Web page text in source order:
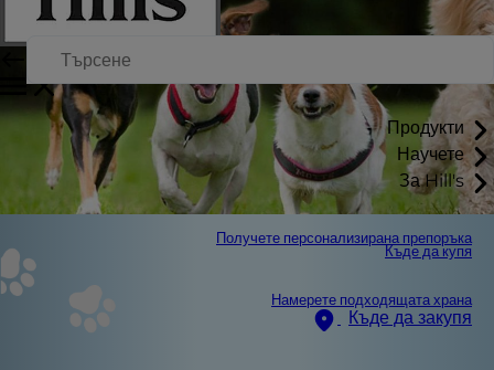
Продукти
Научете
За Hill's
Получете персонализирана препоръка
Къде да купя
Намерете подходящата храна
Къде да закупя